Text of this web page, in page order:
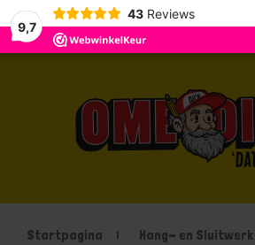
9,7
43 Reviews
Startpagina
Hang- en Sluitwerk